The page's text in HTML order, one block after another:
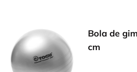
Bola de
cm